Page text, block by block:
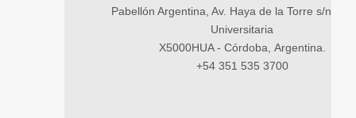
Pabellón Argentina, Av. Haya de la Torre s/n,
Universitaria
X5000HUA - Córdoba, Argentina.
+54 351 535 3700